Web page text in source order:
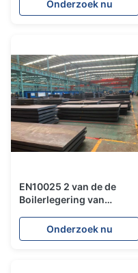
Onderzoek nu
EN10025 2 van de de
Boilerlegering van
Staalplaatplaat De
Legering S355J0 S355JR
Onderzoek nu